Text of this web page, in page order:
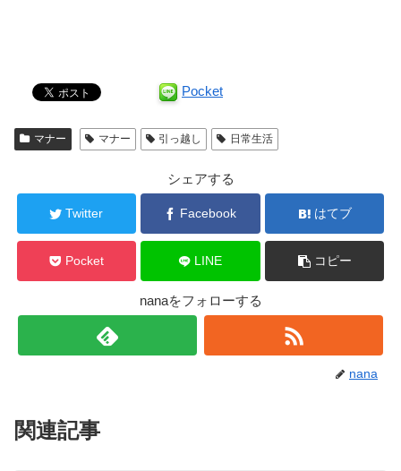
Pocket
マナー マナー 引っ越し 日常生活
シェアする
Twitter Facebook はてブ
Pocket LINE コピー
nanaをフォローする
nana
関連記事